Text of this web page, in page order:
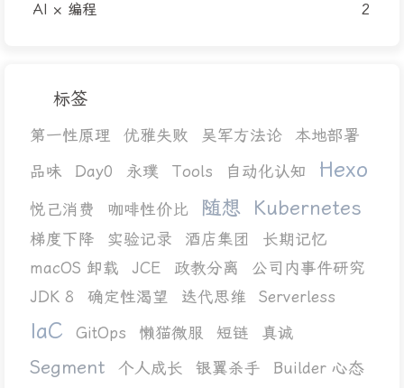
AI × 编程
2
标签
第一性原理 优雅失败 吴军方法论
本地部署
品味
Day0 永璞 Tools 自动化认知 Hexo
悦己消费 咖啡性价比 随想 Kubernetes
梯度下降 实验记录 酒店集团
长期记忆
macOS 卸载
JCE 政教分离
公司内事件研究
JDK 8
确定性渴望 迭代思维 Serverless
IaC GitOps 懒猫微服 短链 真诚
Segment 个人成长 银翼杀手
Builder 心态